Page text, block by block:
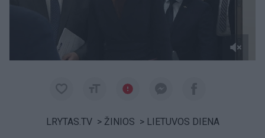
LRYTAS.TV > ŽINIOS > LIETUVOS DIENA